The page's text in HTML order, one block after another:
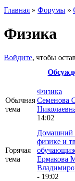
Главная » Форумы »
Физика
Войдите, чтобы
Обычная
тема
Физика
Семенова
14:02
Горячая
тема
Домашний
физике и
Ермакова
- 19:02